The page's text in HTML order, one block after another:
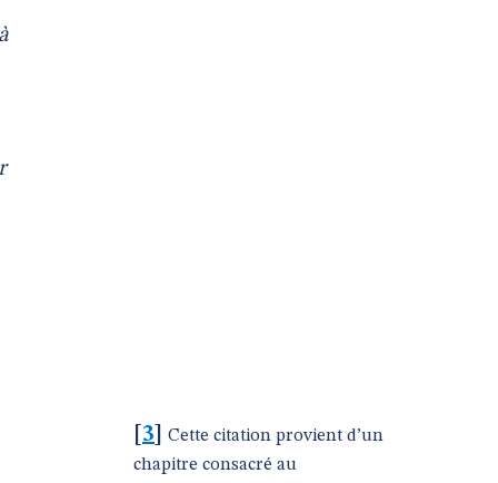
3
Cette citation provient d’un
chapitre consacré au